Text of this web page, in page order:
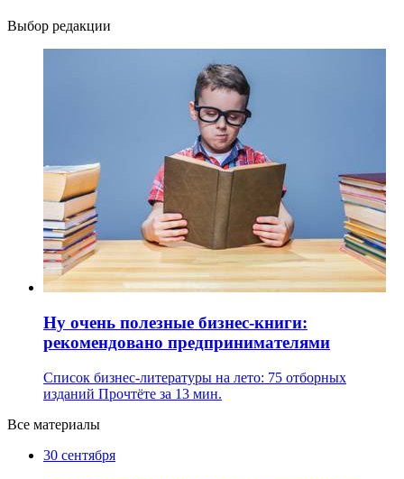
Выбор редакции
Ну очень полезные бизнес-книги:
рекомендовано предпринимателями
Список бизнес-литературы на лето: 75 отборных
изданий Прочтёте за 13 мин.
Все материалы
30 сентября